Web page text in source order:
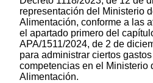
representación del Ministerio
Alimentación, conforme a las
el apartado primero del
APA/1511/2024, de 2 de
para administrar ciertos
competencias en el Ministerio
Alimentación.